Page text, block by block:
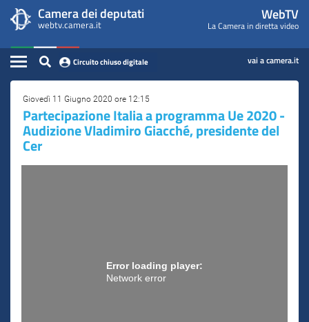
contenuto
principale
WebTV
Camera
dei
Deputati
menu
di
navigazione
Camera dei deputati
webtv.camera.it
WebTV
La Camera in diretta video
Home
Assemblea
Presidente
Commissioni
Eventi
Circuito chiuso digitale vai a camera.it
Contenuto
Giovedì 11 Giugno 2020 ore 12:15
Partecipazione Italia a programma Ue 2020 -
Audizione Vladimiro Giacché, presidente del
Cer
Error loading player:
Network error